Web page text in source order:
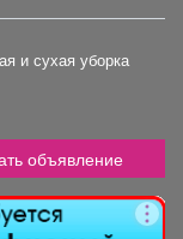
и сухая уборка
объявление